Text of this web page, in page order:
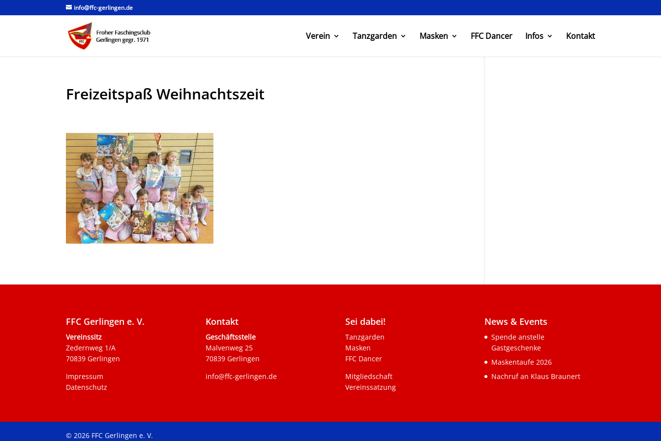
info@ffc-gerlingen.de
Verein Tanzgarden Masken FFC Dancer Infos Kontakt
Freizeitspaß Weihnachtszeit
FFC Gerlingen e. V.
Vereinssitz
Zedernweg 1/A
70839 Gerlingen
Impressum
Datenschutz
Kontakt
Geschäftsstelle
Malvenweg 25
70839 Gerlingen
info@ffc-gerlingen.de
Sei dabei!
Tanzgarden
Masken
FFC Dancer
Mitgliedschaft
Vereinssatzung
News & Events
Spende anstelle
Gastgeschenke
Maskentaufe 2026
Nachruf an Klaus Braunert
© 2026 FFC Gerlingen e. V.